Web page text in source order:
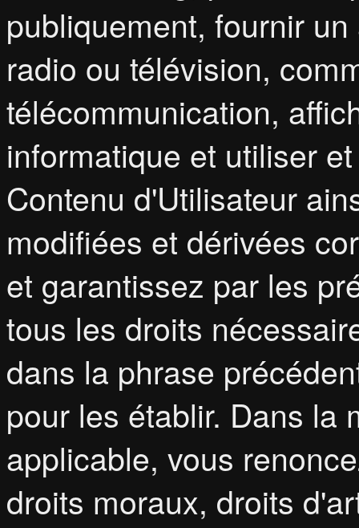
publiquement, fournir
radio ou télévision,
télécommunication,
informatique et utiliser
Contenu d'Utilisateur
modifiées et dérivées
et garantissez par les
tous les droits
dans la phrase
pour les établir. Dans la
applicable, vous
droits moraux, droits